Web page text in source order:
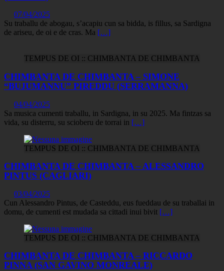
07/04/2025
Su traballu de abogau, s’acapiu cun sa bidda, is fillus, sa Sardigna
de ariseu, de oi e de cras. Ma […]
TEMPUS DE OI :: CHIMBANTA DE CHIMBANTA
CHIMBANTA DE CHIMBANTA – SIMONE
“BUJUMANNU” PIREDDU (SERRAMANNA)
04/04/2025
Sa musica cumenti traballu, in Sardigna, in su 2025. Ma fintzas sa
vida, su disterru, su scioberu de torrai in […]
TEMPUS DE OI :: CHIMBANTA DE CHIMBANTA
CHIMBANTA DE CHIMBANTA – ALESSANDRO
PINTUS (CAGLIARI)
03/04/2025
Cun Alessandro Pintus, de Casteddu, eus fueddau de su traballai in
domu, de cumenti est mudada sa cittadi inui bivit […]
TEMPUS DE OI :: CHIMBANTA DE CHIMBANTA
CHIMBANTA DE CHIMBANTA – RICCARDO
PINNA (SAN GAVINO MONREALE)